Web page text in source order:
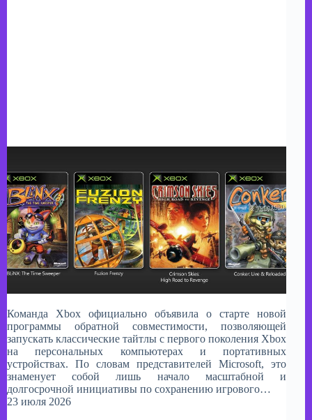
Команда Xbox официально объявила о старте новой
программы обратной совместимости, позволяющей
запускать классические тайтлы с первого поколения Xbox
на персональных компьютерах и портативных
устройствах. По словам представителей Microsoft, это
знаменует собой лишь начало масштабной и
долгосрочной инициативы по сохранению игрового…
23 июля 2026